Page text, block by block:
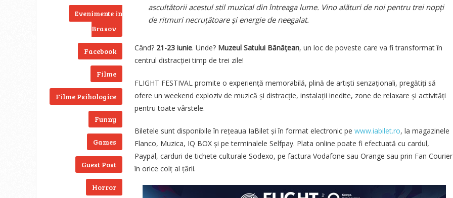
Evenimente in
Brasov
Facebook
Filme
Filme Psihologice
Funny
Games
Guest Post
Horror
ascultătorii acestul stil muzical din întreaga lume. Vino alături de noi pentru trei nopți
de ritmuri necruțătoare și energie de neegalat.
Când? 21-23 iunie. Unde? Muzeul Satului Bănățean, un loc de poveste care va fi transformat în
centrul distracției timp de trei zile!
FLIGHT FESTIVAL promite o experiență memorabilă, plină de artiști senzaționali, pregătiți să
ofere un weekend exploziv de muzică și distracție, instalații inedite, zone de relaxare și activități
pentru toate vârstele.
Biletele sunt disponibile în rețeaua IaBilet și în format electronic pe www.iabilet.ro, la magazinele
Flanco, Muzica, IQ BOX și pe terminalele Selfpay. Plata online poate fi efectuată cu cardul,
Paypal, carduri de tichete culturale Sodexo, pe factura Vodafone sau Orange sau prin Fan Courier
în orice colț al țării.